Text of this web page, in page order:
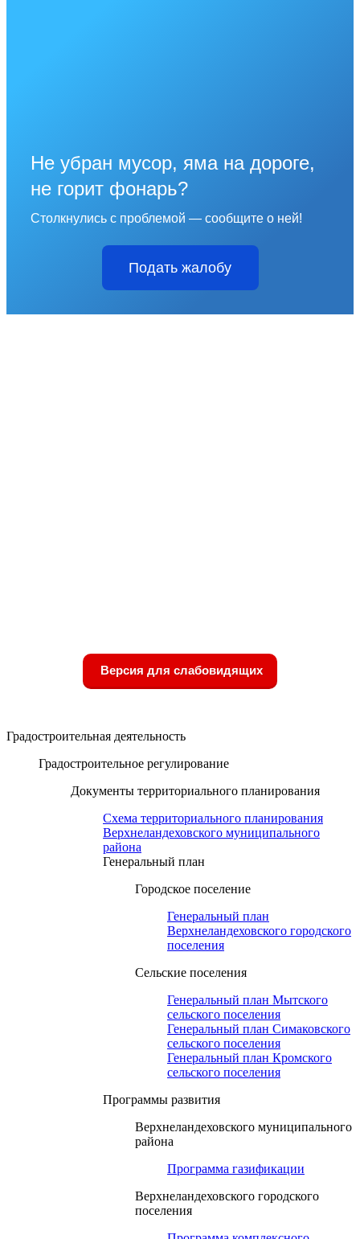
Не убран мусор, яма на дороге,
не горит фонарь?
Столкнулись с проблемой — сообщите о ней!
Подать жалобу
Версия для слабовидящих
Градостроительная деятельность
Градостроительное регулирование
Документы территориального планирования
Схема территориального планирования
Верхнеландеховского муниципального
района
Генеральный план
Городское поселение
Генеральный план
Верхнеландеховского городского
поселения
Сельские поселения
Генеральный план Мытского
сельского поселения
Генеральный план Симаковского
сельского поселения
Генеральный план Кромского
сельского поселения
Программы развития
Верхнеландеховского муниципального
района
Программа газификации
Верхнеландеховского городского
поселения